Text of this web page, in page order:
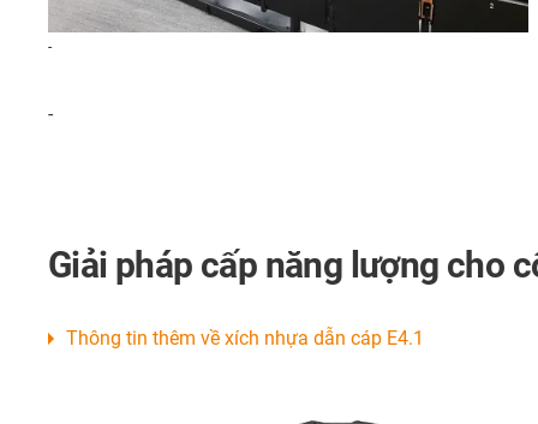
-
-
Giải pháp cấp năng lượng cho
Thông tin thêm về xích nhựa dẫn cáp E4.1